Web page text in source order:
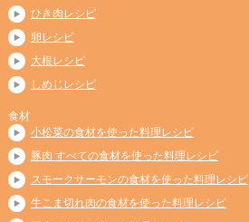
ひき肉レシピ
卵レシピ
大根レシピ
しめじレシピ
食材
小松菜の食材を使った料理レシピ
豚肉 すべての食材を使った料理レシピ
スモークサーモンの食材を使った料理レシピ
牛こま切れ肉の食材を使った料理レシピ